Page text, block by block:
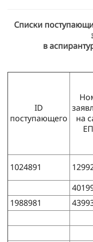
Списки
в
ID
поступающего
на
1024891
1988981